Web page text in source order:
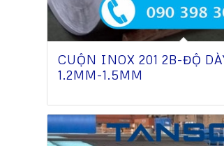
CUỘN INOX 201 2B-ĐỘ
1.2MM-1.5MM